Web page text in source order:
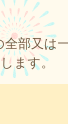
部又は
ます。